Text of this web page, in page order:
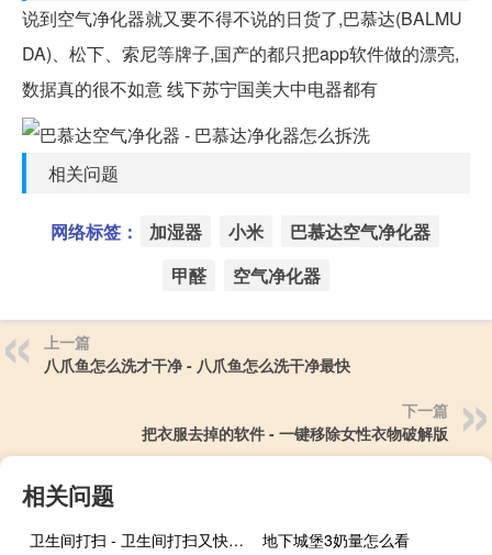
说到空气净化器就又要不得不说的日货了,巴慕达(BALMU
DA)、松下、索尼等牌子,国产的都只把app软件做的漂亮,
数据真的很不如意 线下苏宁国美大中电器都有
相关问题
网络标签： 加湿器 小米
巴慕达空气净化器
甲醛
空气净化器
上一篇
八爪鱼怎么洗才干净 - 八爪鱼怎么洗干净最快
下一篇
把衣服去掉的软件 - 一键移除女性衣物破解版
相关问题
卫生间打扫 - 卫生间打扫又快又干净妙招
地下城堡3奶量怎么看